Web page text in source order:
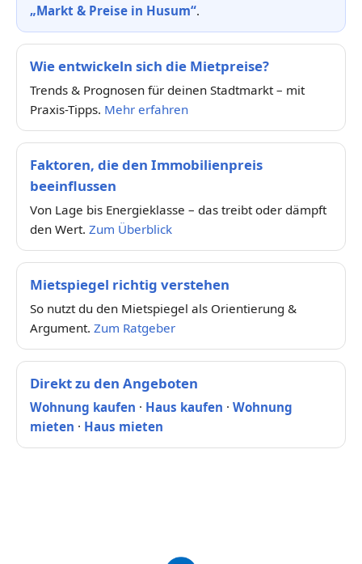
„Markt & Preise in Husum“.
Wie entwickeln sich die Mietpreise?
Trends & Prognosen für deinen Stadtmarkt – mit
Praxis-Tipps. Mehr erfahren
Faktoren, die den Immobilienpreis
beeinflussen
Von Lage bis Energieklasse – das treibt oder dämpft
den Wert. Zum Überblick
Mietspiegel richtig verstehen
So nutzt du den Mietspiegel als Orientierung &
Argument. Zum Ratgeber
Direkt zu den Angeboten
Wohnung kaufen · Haus kaufen · Wohnung
mieten · Haus mieten